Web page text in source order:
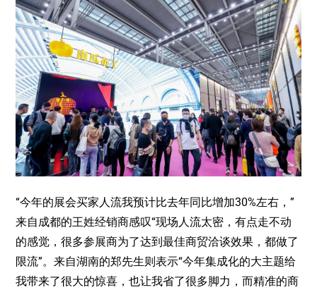
“今年的展会买家人流我预计比去年同比增加30%左右，”
来自成都的王姓经销商感叹“现场人流太密，有点走不动
的感觉，很多参展商为了达到最佳商贸洽谈效果，都做了
限流”。来自湖南的郑先生则表示“今年集成化的大主题给
我带来了很大的惊喜，也让我省了很多脚力，而精准的商